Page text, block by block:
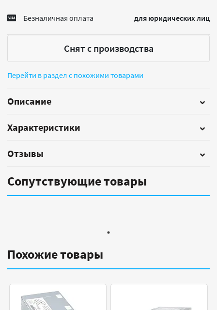
Безналичная оплата для юридических лиц
Снят с производства
Перейти в раздел с похожими товарами
Описание
Характеристики
Отзывы
Сопутствующие товары
Похожие товары